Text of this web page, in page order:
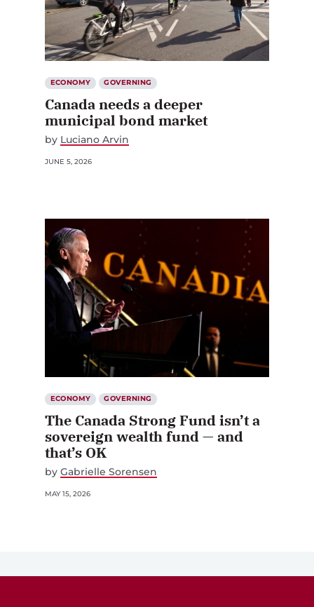
ECONOMY GOVERNING
Canada needs a deeper
municipal bond market
by Luciano Arvin
JUNE 5, 2026
ECONOMY GOVERNING
The Canada Strong Fund isn’t a
sovereign wealth fund — and
that’s OK
by Gabrielle Sorensen
MAY 15, 2026